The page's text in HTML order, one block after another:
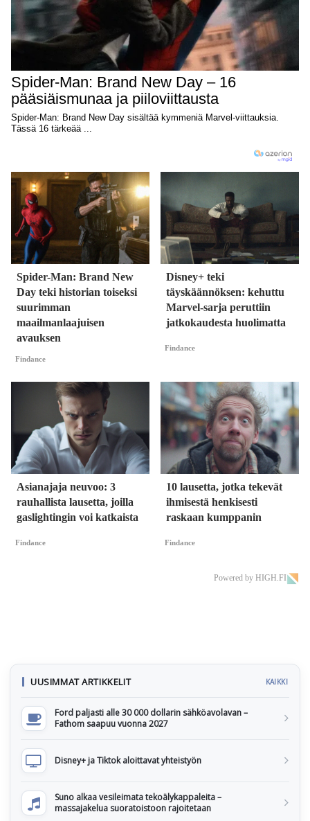
Spider-Man: Brand New
Day teki historian toiseksi
suurimman
maailmanlaajuisen
avauksen
Findance
Disney+ teki
täyskäännöksen: kehuttu
Marvel-sarja peruttiin
jatkokaudesta huolimatta
Findance
Asianajaja neuvoo: 3
rauhallista lausetta, joilla
gaslightingin voi katkaista
Findance
10 lausetta, jotka tekevät
ihmisestä henkisesti
raskaan kumppanin
Findance
Powered by HIGH.FI
UUSIMMAT ARTIKKELIT KAIKKI
Ford paljasti alle 30 000 dollarin sähköavolavan –
Fathom saapuu vuonna 2027
Disney+ ja Tiktok aloittavat yhteistyön
Suno alkaa vesileimata tekoälykappaleita –
massajakelua suoratoistoon rajoitetaan